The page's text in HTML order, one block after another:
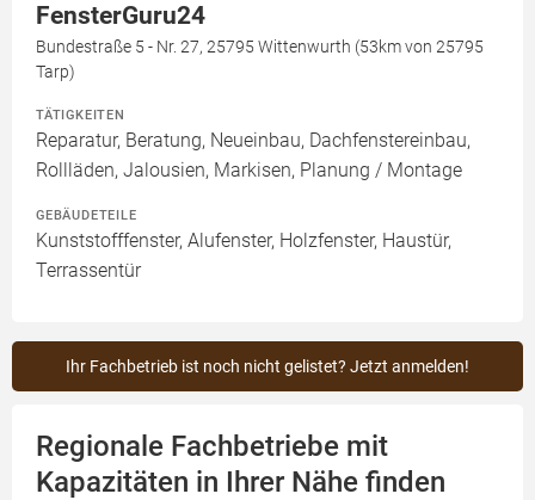
FensterGuru24
Bundestraße 5 - Nr. 27, 25795 Wittenwurth (53km von 25795
Tarp)
TÄTIGKEITEN
Reparatur, Beratung, Neueinbau, Dachfenstereinbau,
Rollläden, Jalousien, Markisen, Planung / Montage
GEBÄUDETEILE
Kunststofffenster, Alufenster, Holzfenster, Haustür,
Terrassentür
Ihr Fachbetrieb ist noch nicht gelistet? Jetzt anmelden!
Regionale Fachbetriebe mit
Kapazitäten in Ihrer Nähe finden